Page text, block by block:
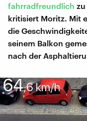
fahrradfreundlich zu
kritisiert Moritz. Mit
die
seinem Balkon
nach der